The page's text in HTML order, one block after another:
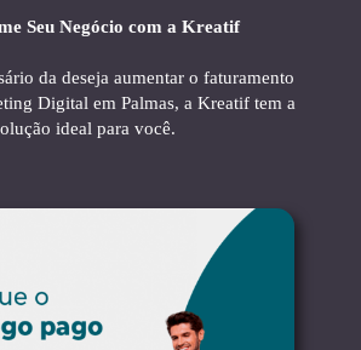
Seu Negócio com a Kreatif
da deseja aumentar o faturamento
Digital em Palmas, a Kreatif tem a
ideal para você.